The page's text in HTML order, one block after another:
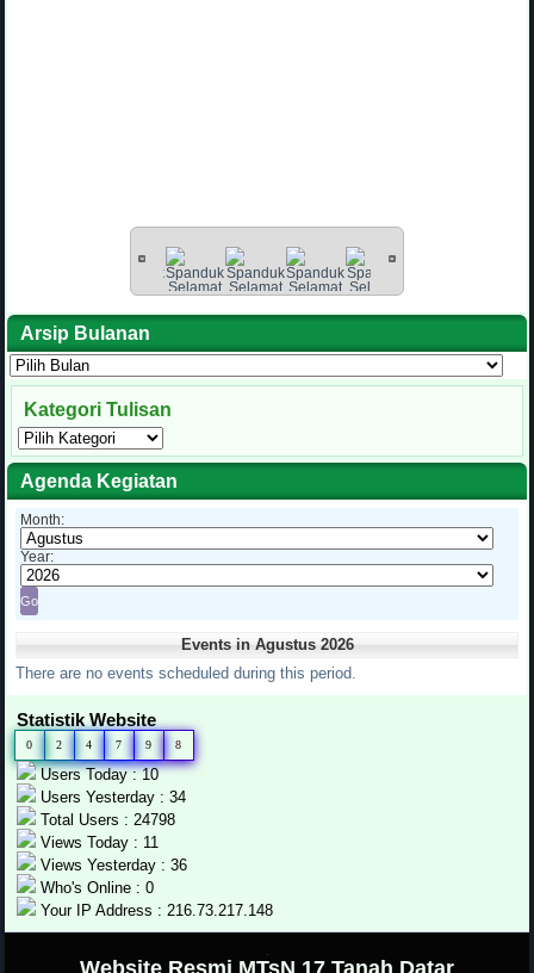
Arsip Bulanan
Arsip
Bulanan
Kategori Tulisan
Kategori
Tulisan
Agenda Kegiatan
Month:
Year:
Events in Agustus 2026
There are no events scheduled during this period.
Statistik Website
0 2 4 7 9 8
Users Today : 10
Users Yesterday : 34
Total Users : 24798
Views Today : 11
Views Yesterday : 36
Who's Online : 0
Your IP Address : 216.73.217.148
Website Resmi MTsN 17 Tanah Datar